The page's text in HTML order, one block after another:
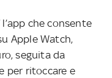
che consente
Apple Watch,
seguita da
per ritoccare e